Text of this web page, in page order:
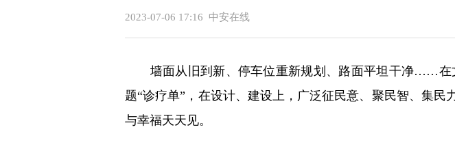
2023-07-06 17:16 中安在线
墙面从旧到新、停车位重新规划、路面平坦干净……在
题“诊疗单”，在设计、建设上，广泛征民意、聚民智、集民
与幸福天天见。